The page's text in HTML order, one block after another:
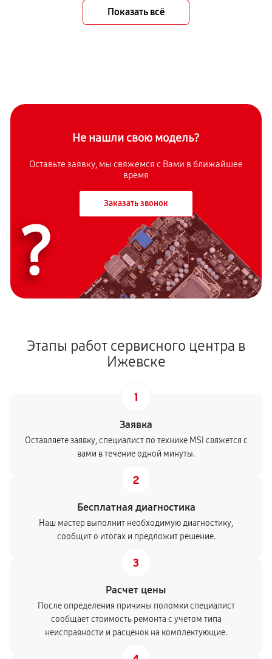
Показать всё
Не нашли свою модель?
Оставьте заявку, мы свяжемся с Вами в ближайшее
время
Заказать звонок
?
Этапы работ сервисного центра в
Ижевске
1
Заявка
Оставляете заявку, специалист по технике MSI свяжется с
вами в течение одной минуты.
2
Бесплатная диагностика
Наш мастер выполнит необходимую диагностику,
сообщит о итогах и предложит решение.
3
Расчет цены
После определения причины поломки специалист
сообщает стоимость ремонта с учетом типа
неисправности и расценок на комплектующие.